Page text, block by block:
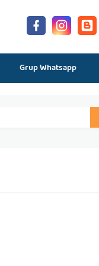
Grup Whatsapp